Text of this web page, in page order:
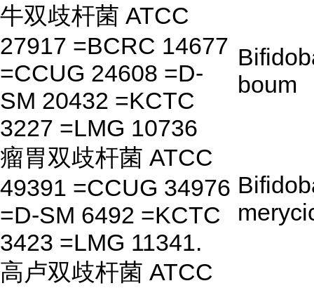
牛双歧杆菌 ATCC
27917 =BCRC 14677
=CCUG 24608 =D-
SM 20432 =KCTC
3227 =LMG 10736
boum
瘤胃双歧杆菌 ATCC
49391 =CCUG 34976
=D-SM 6492 =KCTC
3423 =LMG 11341.
高卢双歧杆菌 ATCC